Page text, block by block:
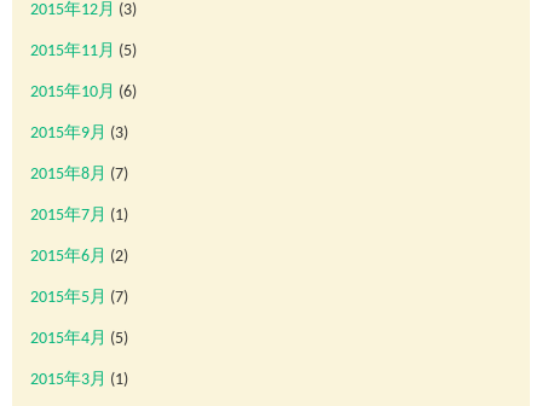
2015年12月 (3)
2015年11月 (5)
2015年10月 (6)
2015年9月 (3)
2015年8月 (7)
2015年7月 (1)
2015年6月 (2)
2015年5月 (7)
2015年4月 (5)
2015年3月 (1)